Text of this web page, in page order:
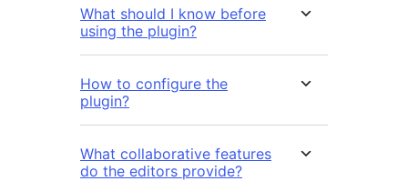
What should I know before
using the plugin?
How to configure the
plugin?
What collaborative features
do the editors provide?